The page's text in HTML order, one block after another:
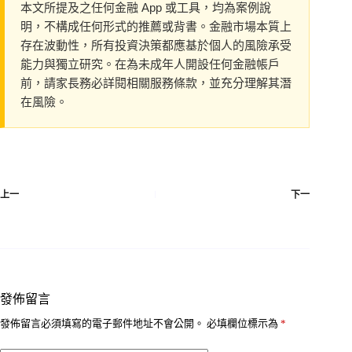
本文所提及之任何金融 App 或工具，均為案例說
明，不構成任何形式的推薦或背書。金融市場本質上
存在波動性，所有投資決策都應基於個人的風險承受
能力與獨立研究。在為未成年人開設任何金融帳戶
前，請家長務必詳閱相關服務條款，並充分理解其潛
在風險。
上一 下一
發佈留言
發佈留言必須填寫的電子郵件地址不會公開。 必填欄位標示為 *